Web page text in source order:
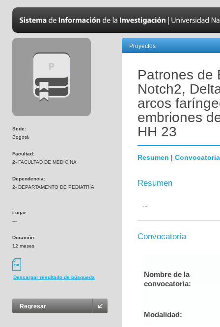
Sede:
Bogotá
Facultad:
2- FACULTAD DE MEDICINA
Dependencia:
2- DEPARTAMENTO DE PEDIATRÍA
Lugar:
---
Duración:
12 meses
Descargar resultado de búsqueda
Regresar
Proyectos
Patrones de
Notch2,
arcos
embriones
HH 23
Resumen | Convocatoria
Resumen
--
Convocatoria
Nombre de la
convocatoria:
Modalidad: